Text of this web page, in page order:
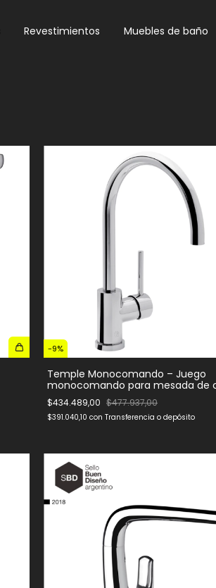
Revestimientos Muebles de baño
-9%
Temple Monocomando – Juego
monocomando para mesada de
$434.489,00 $477.937,00
$391.040,10 con Transferencia o depósito